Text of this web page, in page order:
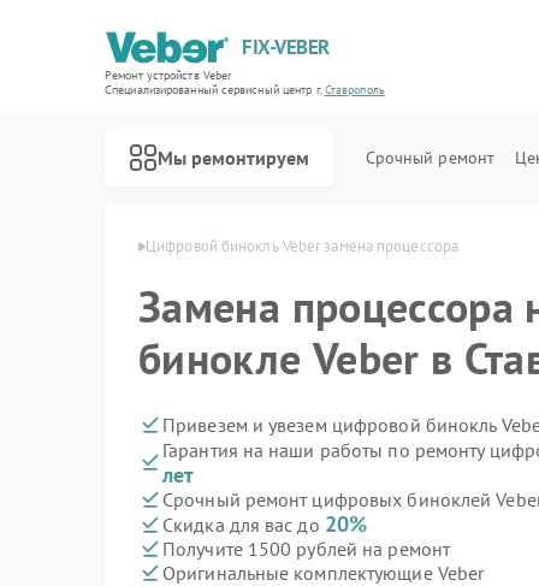
FIX-VEBER
Ремонт устройств Veber
Специализированный cервисный центр г.Ставрополь
Мы ремонтируем Срочный ремонт
в Ставрополе Цифровой бинокль Veber замена процессора
Замена
бинокле Veber в
Привезем и увезем цифровой бинокль
Гарантия на наши работы по ремонту
лет
Срочный ремонт цифровых биноклей
Скидка для вас до 20%
Получите 1500 рублей на ремонт
Оригинальные комплектующие Veber